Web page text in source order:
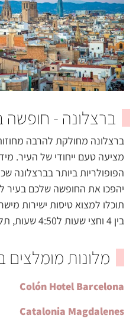
ברצלונה - חופשה
ברצלונה מחולקת להרבה
מציעה טעם ייחודי של העיר.
הפופולריות ביותר בברצלונה
יהפכו את החופשה שלכם בעיר
תוכלו למצוא טיסות ישירות
בין 4 וחצי שעות ל4:50 שעות, תלוי בחברת התעופה.
מלונות מומלצים
Colón Hotel Barcelona
Catalonia Magdalenes